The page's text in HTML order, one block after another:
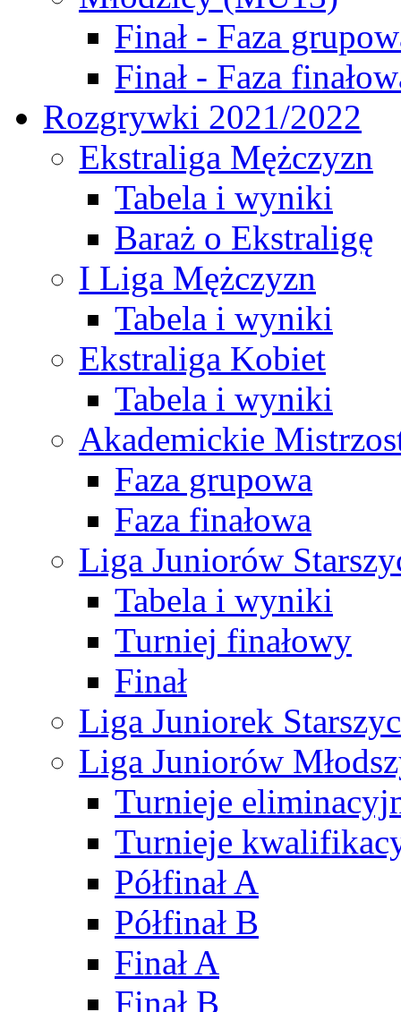
Finał - Faza
Finał - Faza
Rozgrywki 2021/2022
Ekstraliga Mężczyzn
Tabela i wyniki
Baraż o Ekstraligę
I Liga Mężczyzn
Tabela i wyniki
Ekstraliga Kobiet
Tabela i wyniki
Akademickie
Faza grupowa
Faza finałowa
Liga Juniorów
Tabela i wyniki
Turniej finałowy
Finał
Liga Juniorek
Liga Juniorów
Turnieje
Turnieje
Półfinał A
Półfinał B
Finał A
Finał B